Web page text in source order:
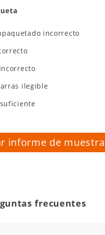
incorrecto
ilegible
informe de muestra
frecuentes